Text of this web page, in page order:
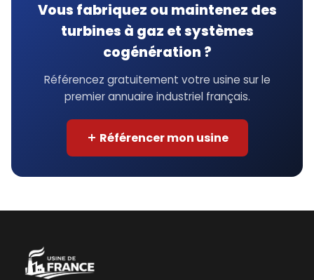
Vous fabriquez ou maintenez des
turbines à gaz et systèmes
cogénération ?
Référencez gratuitement votre usine sur le
premier annuaire industriel français.
Référencer mon usine